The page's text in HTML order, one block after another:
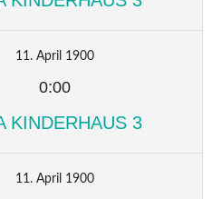
11. April 1900
0:00
KINDERHAUS 3
11. April 1900